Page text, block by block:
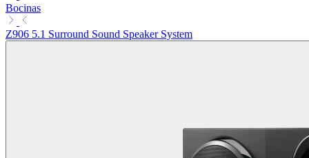
Bocinas
Z906 5.1 Surround Sound Speaker System